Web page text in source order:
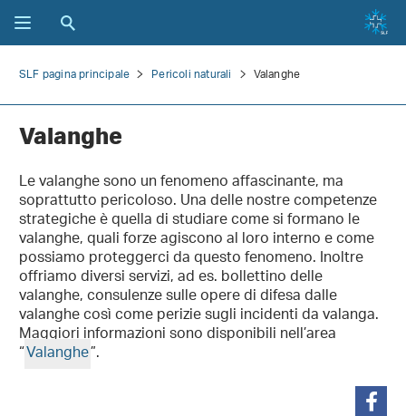
SLF pagina principale Pericoli naturali Valanghe
Valanghe
Le valanghe sono un fenomeno affascinante, ma
soprattutto pericoloso. Una delle nostre competenze
strategiche è quella di studiare come si formano le
valanghe, quali forze agiscono al loro interno e come
possiamo proteggerci da questo fenomeno. Inoltre
offriamo diversi servizi, ad es. bollettino delle
valanghe, consulenze sulle opere di difesa dalle
valanghe così come perizie sugli incidenti da valanga.
Maggiori informazioni sono disponibili nell’area
“Valanghe”.